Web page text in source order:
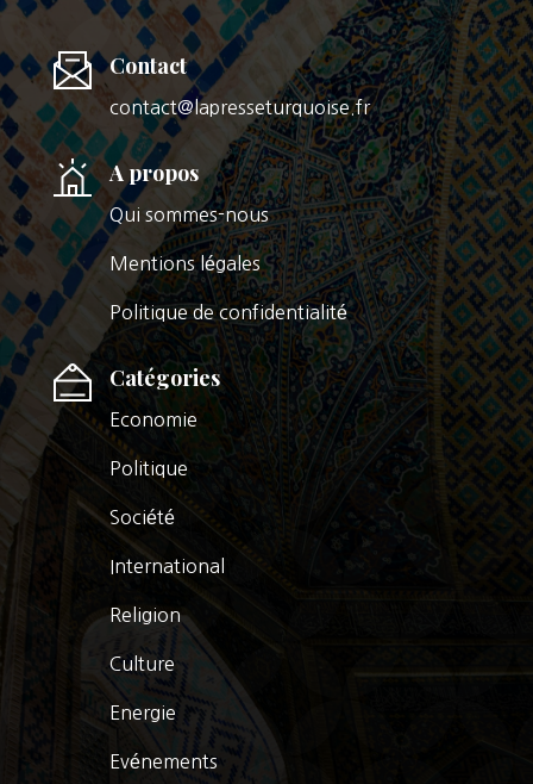
Contact
contact@lapresseturquoise.fr
A propos
Qui sommes-nous
Mentions légales
Politique de confidentialité
Catégories
Economie
Politique
Société
International
Religion
Culture
Energie
Evénements